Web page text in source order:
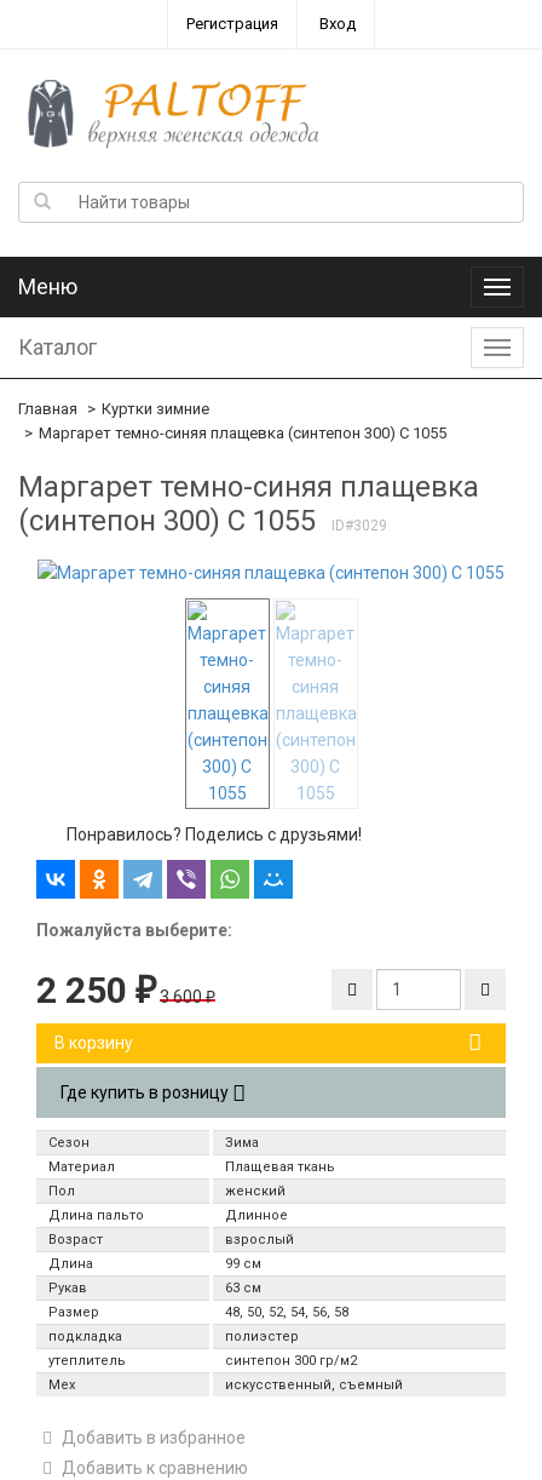
Регистрация Вход
Меню
Меню
Каталог
Главная
Куртки зимние
Маргарет темно-синяя плащевка (синтепон 300) С 1055
Маргарет темно-синяя плащевка
(синтепон 300) С 1055
ID#3029
Понравилось? Поделись с друзьями!
Пожалуйста выберите:
2 250 ₽3 600₽
В корзину
Где купить в розницу
Сезон
Зима
Материал
Плащевая ткань
Пол
женский
Длина пальто
Длинное
Возраст
взрослый
Длина
99 см
Рукав
63 см
Размер
48, 50, 52, 54, 56, 58
подкладка
полиэстер
утеплитель
синтепон 300 гр/м2
Мех
искусственный, съемный
Добавить в избранное
Добавить к сравнению